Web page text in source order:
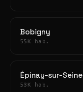
Bobigny
55K hab.
Épinay-sur-Seine
53K hab.